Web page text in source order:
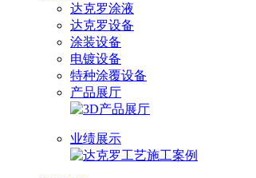
达克罗涂液
达克罗设备
涂装设备
电镀设备
特种涂覆设备
产品展厅
业绩展示